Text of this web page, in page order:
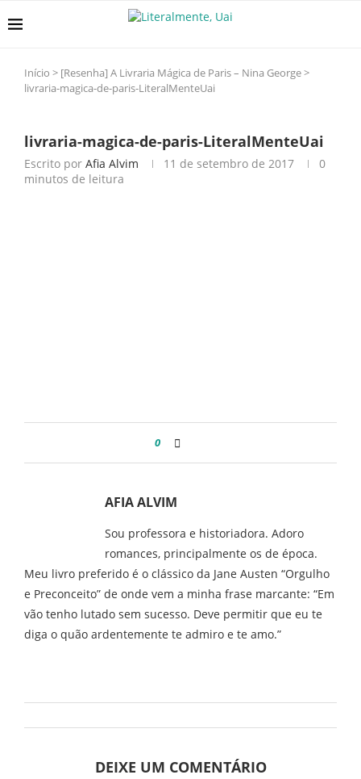
Início > [Resenha] A Livraria Mágica de Paris – Nina George>
livraria-magica-de-paris-LiteralMenteUai
livraria-magica-de-paris-LiteralMenteUai
Escrito por Afia Alvim 11 de setembro de 2017
0
minutos de leitura
0
AFIA ALVIM
Sou professora e historiadora. Adoro
romances, principalmente os de época.
Meu livro preferido é o clássico da Jane Austen “Orgulho
e Preconceito” de onde vem a minha frase marcante: “Em
vão tenho lutado sem sucesso. Deve permitir que eu te
diga o quão ardentemente te admiro e te amo.”
DEIXE UM COMENTÁRIO